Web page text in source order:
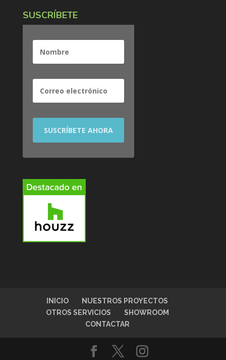
SUSCRÍBETE
INICIO
NUESTROS PROYECTOS
OTROS SERVICIOS
SHOWROOM
CONTACTAR